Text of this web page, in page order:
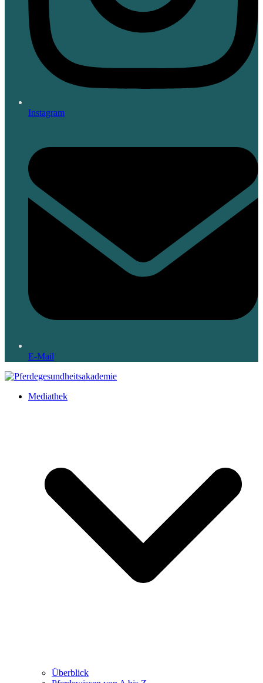
Instagram
E-Mail
Mediathek
Überblick